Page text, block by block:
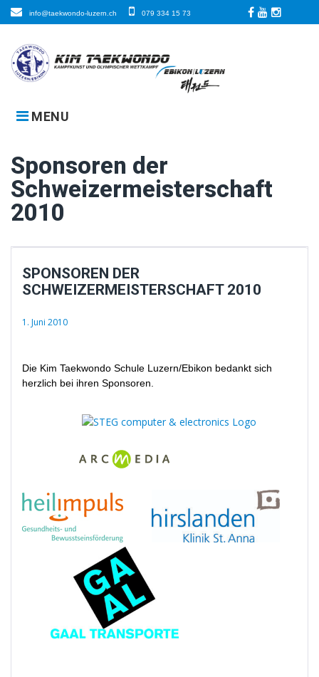
Skip
info@taekwondo-luzern.ch 079 334 15 73
MENU
Sponsoren der
Schweizermeisterschaft
2010
SPONSOREN DER
SCHWEIZERMEISTERSCHAFT 2010
1. Juni 2010
Die Kim Taekwondo Schule Luzern/Ebikon bedankt sich
herzlich bei ihren Sponsoren.